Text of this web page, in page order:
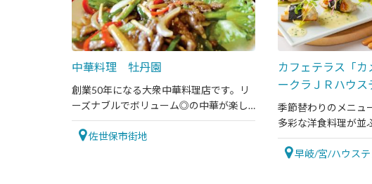
中華料理 牡丹園
創業50年になる大衆中華料理店です。リ
ーズナブルでボリューム◎の中華が楽し
めます。
佐世保市街地
カフェテラス「
ークラＪＲハウス
季節替わりのメニュ
多彩な洋食料理が並
ンです ※写真はイ
早岐/宮/ハウステ